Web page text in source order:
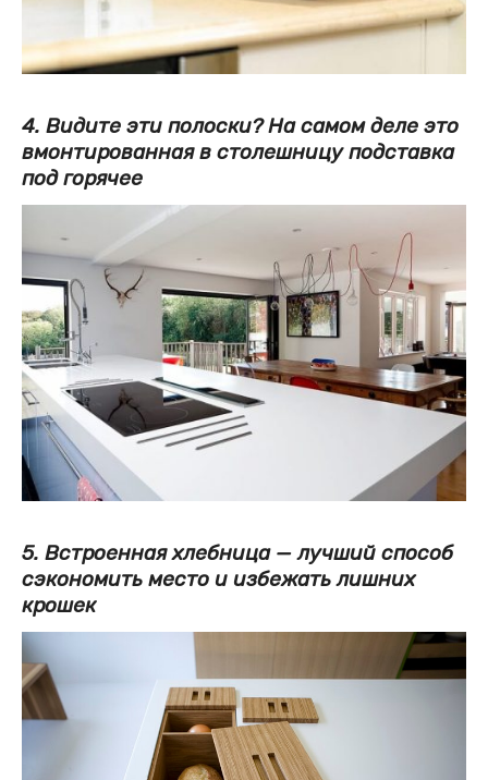
4. Видите эти полоски? На самом деле это
вмонтированная в столешницу подставка
под горячее
5. Встроенная хлебница — лучший способ
сэкономить место и избежать лишних
крошек